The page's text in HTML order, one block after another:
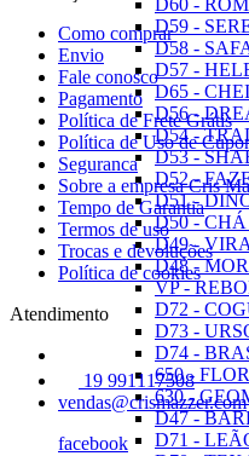
D60 -
D59 -
D58 -
D57 -
D65 -
D56 -
D54 -
D53 -
D52 -
D51 -
D50 -
D49 -
D48 -
VP -
D72 -
D73 -
D74 -
650 -
630 -
D47 -
D71 -
Como comprar
Envio
Fale conosco
Pagamento
Política de Frete Grátis
Política de Uso de
Seguranca
Sobre a empresa Cris
Tempo de Garantia
Termos de uso
Trocas e devoluções
Política de cookies
Atendimento
19 991117508
vendas@crismazzer.com
facebook